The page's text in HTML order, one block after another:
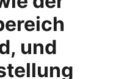
und